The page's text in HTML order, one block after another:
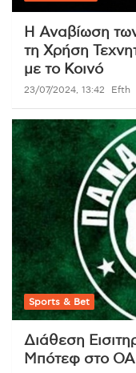
Η Αναβίωση
τη Χρήση
με το Κοινό
23/07/2024, 13:42 Efth
Sports & Bet
Διάθεση
Μπότεφ στο